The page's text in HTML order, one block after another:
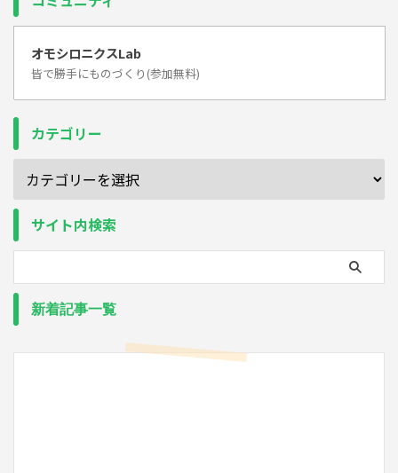
オモシロニクスLab
皆で勝手にものづくり(参加無料)
カテゴリー
サイト内検索
新着記事一覧